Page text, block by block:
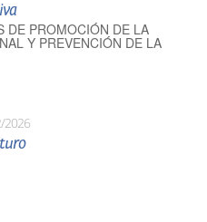
DE PROMOCIÓN DE LA
Y PREVENCIÓN DE LA
2026